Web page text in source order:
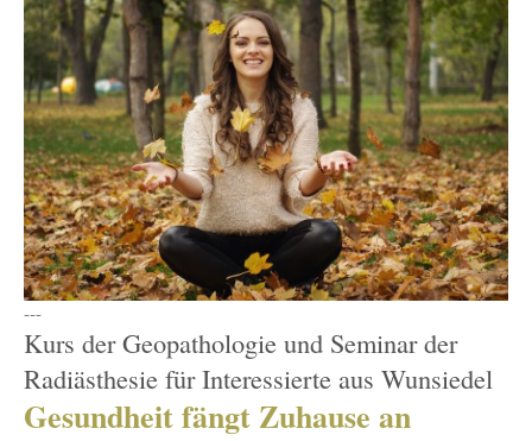
---
Kurs der Geopathologie und Seminar der
Radiästhesie für Interessierte aus Wunsiedel
Gesundheit fängt Zuhause an